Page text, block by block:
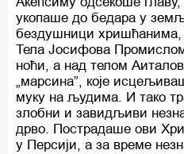
укопаше до бедара у
бездушници хришћанима,
Тела Јосифова
ноћи, а над телом
„марсина”, које
муку на људима. И тако
злобни и завидљиви
дрво. Пострадаше ови
у Персији, а за време